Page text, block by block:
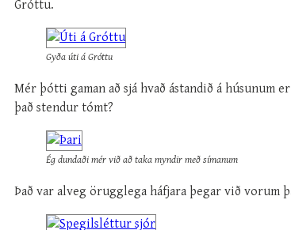
Gróttu.
Gyða úti á Gróttu
Mér þótti gaman að sjá hvað ástandið á
það stendur tómt?
Ég dundaði mér við að taka myndir með símanum
Það var alveg örugglega háfjara þegar við vorum